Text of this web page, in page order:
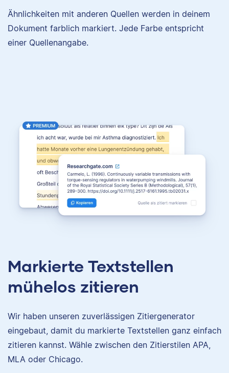
Ähnlichkeiten mit anderen Quellen werden in deinem
Dokument farblich markiert. Jede Farbe entspricht
einer Quellenangabe.
Markierte Textstellen
mühelos zitieren
Wir haben unseren zuverlässigen Zitiergenerator
eingebaut, damit du markierte Textstellen ganz einfach
zitieren kannst. Wähle zwischen den Zitierstilen APA,
MLA oder Chicago.